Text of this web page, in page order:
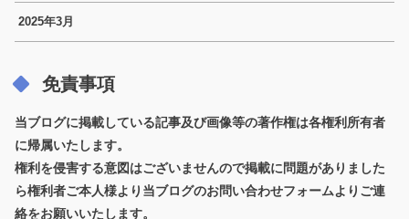
2025年3月
免責事項
当ブログに掲載している記事及び画像等の著作権は各権利所有者
に帰属いたします。
権利を侵害する意図はございませんので掲載に問題がありました
ら権利者ご本人様より当ブログのお問い合わせフォームよりご連
絡をお願いいたします。